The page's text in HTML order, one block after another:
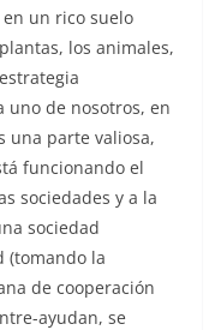
un rico suelo
los animales,
uno de nosotros, en
una parte valiosa,
funcionando el
sociedades y a la
sociedad
(tomando la
de cooperación
ayudan, se